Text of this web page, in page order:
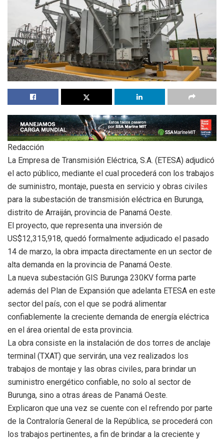
Redacción
La Empresa de Transmisión Eléctrica, S.A. (ETESA) adjudicó
el acto público, mediante el cual procederá con los trabajos
de suministro, montaje, puesta en servicio y obras civiles
para la subestación de transmisión eléctrica en Burunga,
distrito de Arraiján, provincia de Panamá Oeste.
El proyecto, que representa una inversión de
US$12,315,918, quedó formalmente adjudicado el pasado
14 de marzo, la obra impacta directamente en un sector de
alta demanda en la provincia de Panamá Oeste.
La nueva subestación GIS Burunga 230KV forma parte
además del Plan de Expansión que adelanta ETESA en este
sector del país, con el que se podrá alimentar
confiablemente la creciente demanda de energía eléctrica
en el área oriental de esta provincia.
La obra consiste en la instalación de dos torres de anclaje
terminal (TXAT) que servirán, una vez realizados los
trabajos de montaje y las obras civiles, para brindar un
suministro energético confiable, no solo al sector de
Burunga, sino a otras áreas de Panamá Oeste.
Explicaron que una vez se cuente con el refrendo por parte
de la Contraloría General de la República, se procederá con
los trabajos pertinentes, a fin de brindar a la creciente y